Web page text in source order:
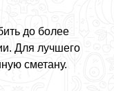
до более
Для лучшего
сметану.